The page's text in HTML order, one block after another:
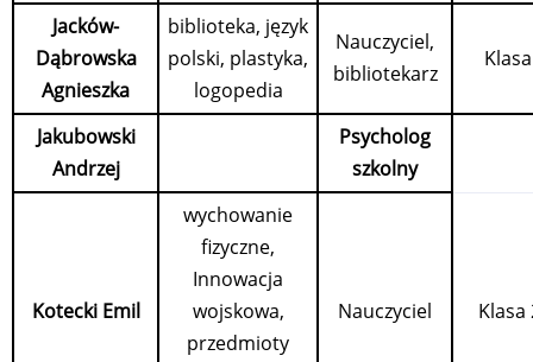
Jacków-
Dąbrowska
Agnieszka
biblioteka, język
polski, plastyka,
logopedia
Nauczyciel,
bibliotekarz
Jakubowski
Andrzej
Psycholog
szkolny
Kotecki Emil
wychowanie
fizyczne,
Innowacja
wojskowa,
przedmioty
Nauczyciel Klasa